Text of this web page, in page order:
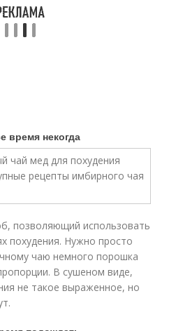
время некогда
позволяющий использовать
похудения. Нужно просто
чаю немного порошка
В сушеном виде,
не такое выраженное, но